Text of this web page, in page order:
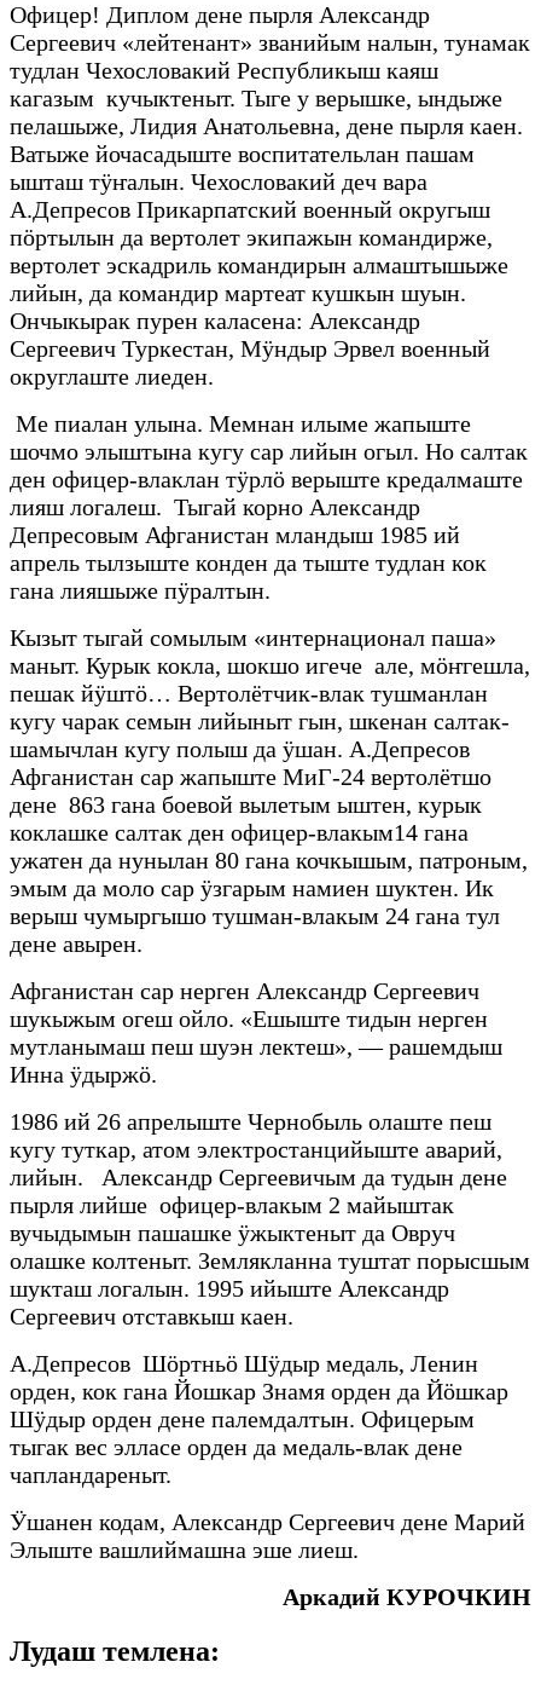
Офицер! Диплом дене пырля Александр
Сергеевич «лейтенант» званийым налын, тунамак
тудлан Чехословакий Республикыш каяш
кагазым кучыктеныт. Тыге у верышке, ындыже
пелашыже, Лидия Анатольевна, дене пырля каен.
Ватыже йочасадыште воспитательлан пашам
ышташ тÿҥалын. Чехословакий деч вара
А.Депресов Прикарпатский военный округыш
пӧртылын да вертолет экипажын командирже,
вертолет эскадриль командирын алмаштышыже
лийын, да командир мартеат кушкын шуын.
Ончыкырак пурен каласена: Александр
Сергеевич Туркестан, Мӱндыр Эрвел военный
округлаште лиеден.
Ме пиалан улына. Мемнан илыме жапыште
шочмо элыштына кугу сар лийын огыл. Но салтак
ден офицер-влаклан тӱрлӧ верыште кредалмаште
лияш логалеш. Тыгай корно Александр
Депресовым Афганистан мландыш 1985 ий
апрель тылзыште конден да тыште тудлан кок
гана лияшыже пӱралтын.
Кызыт тыгай сомылым «интернационал паша»
маныт. Курык кокла, шокшо игече але, мӧҥгешла,
пешак йӱштӧ… Вертолётчик-влак тушманлан
кугу чарак семын лийыныт гын, шкенан салтак-
шамычлан кугу полыш да ӱшан. А.Депресов
Афганистан сар жапыште МиГ-24 вертолётшо
дене 863 гана боевой вылетым ыштен, курык
коклашке салтак ден офицер-влакым14 гана
ужатен да нунылан 80 гана кочкышым, патроным,
эмым да моло сар ӱзгарым намиен шуктен. Ик
верыш чумыргышо тушман-влакым 24 гана тул
дене авырен.
Афганистан сар нерген Александр Сергеевич
шукыжым огеш ойло. «Ешыште тидын нерген
мутланымаш пеш шуэн лектеш», — рашемдыш
Инна ӱдыржӧ.
1986 ий 26 апрелыште Чернобыль олаште пеш
кугу туткар, атом электростанцийыште аварий,
лийын. Александр Сергеевичым да тудын дене
пырля лийше офицер-влакым 2 майыштак
вучыдымын пашашке ӱжыктеныт да Овруч
олашке колтеныт. Землякланна туштат порысшым
шукташ логалын. 1995 ийыште Александр
Сергеевич отставкыш каен.
А.Депресов Шӧртньӧ Шӱдыр медаль, Ленин
орден, кок гана Йошкар Знамя орден да Йӧшкар
Шӱдыр орден дене палемдалтын. Офицерым
тыгак вес элласе орден да медаль-влак дене
чапландареныт.
Ӱшанен кодам, Александр Сергеевич дене Марий
Элыште вашлиймашна эше лиеш.
Аркадий КУРОЧКИН
Лудаш темлена: